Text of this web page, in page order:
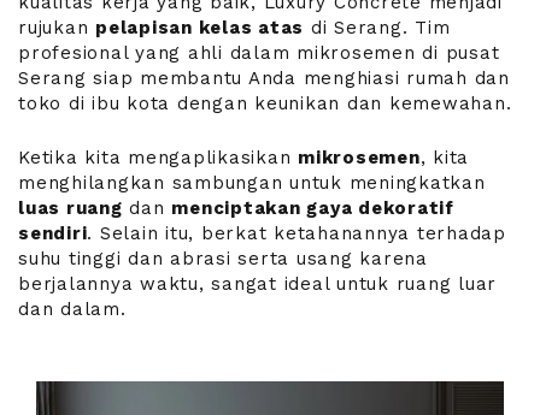
rujukan pelapisan kelas atas di Serang. Tim
profesional yang ahli dalam mikrosemen di pusat
Serang siap membantu Anda menghiasi rumah dan
toko di ibu kota dengan keunikan dan kemewahan.
Ketika kita mengaplikasikan mikrosemen, kita
menghilangkan sambungan untuk meningkatkan
luas ruang dan menciptakan gaya dekoratif
sendiri. Selain itu, berkat ketahanannya terhadap
suhu tinggi dan abrasi serta usang karena
berjalannya waktu, sangat ideal untuk ruang luar
dan dalam.